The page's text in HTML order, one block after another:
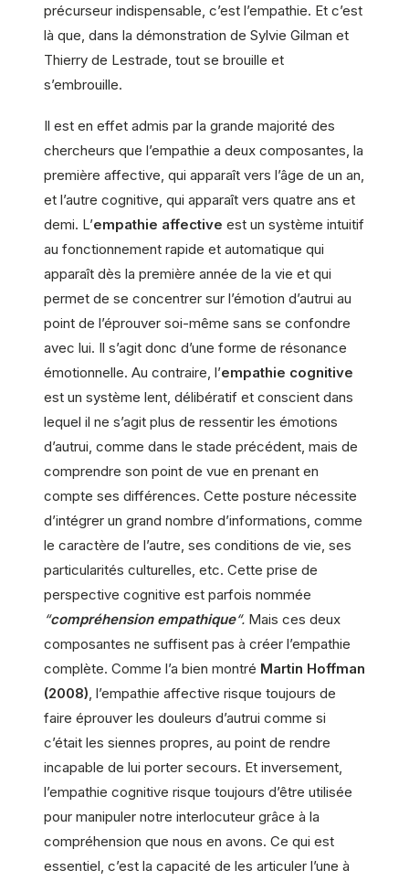
précurseur indispensable, c’est l’empathie. Et c’est
là que, dans la démonstration de Sylvie Gilman et
Thierry de Lestrade, tout se brouille et
s’embrouille.
Il est en effet admis par la grande majorité des
chercheurs que l’empathie a deux composantes, la
première affective, qui apparaît vers l’âge de un an,
et l’autre cognitive, qui apparaît vers quatre ans et
demi. L’empathie affective est un système intuitif
au fonctionnement rapide et automatique qui
apparaît dès la première année de la vie et qui
permet de se concentrer sur l’émotion d’autrui au
point de l’éprouver soi-même sans se confondre
avec lui. Il s’agit donc d’une forme de résonance
émotionnelle. Au contraire, l’empathie cognitive
est un système lent, délibératif et conscient dans
lequel il ne s’agit plus de ressentir les émotions
d’autrui, comme dans le stade précédent, mais de
comprendre son point de vue en prenant en
compte ses différences. Cette posture nécessite
d’intégrer un grand nombre d’informations, comme
le caractère de l’autre, ses conditions de vie, ses
particularités culturelles, etc. Cette prise de
perspective cognitive est parfois nommée
“compréhension empathique“. Mais ces deux
composantes ne suffisent pas à créer l’empathie
complète. Comme l’a bien montré Martin Hoffman
(2008), l’empathie affective risque toujours de
faire éprouver les douleurs d’autrui comme si
c’était les siennes propres, au point de rendre
incapable de lui porter secours. Et inversement,
l’empathie cognitive risque toujours d’être utilisée
pour manipuler notre interlocuteur grâce à la
compréhension que nous en avons. Ce qui est
essentiel, c’est la capacité de les articuler l’une à